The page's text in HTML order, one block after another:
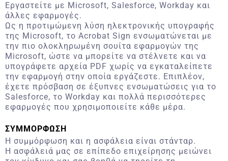
Εργαστείτε με Microsoft, Salesforce, Workday και
άλλες εφαρμογές.
Ως η προτιμώμενη λύση ηλεκτρονικής υπογραφής
της Microsoft, το Acrobat Sign ενσωματώνεται με
την πιο ολοκληρωμένη σουίτα εφαρμογών της
Microsoft, ώστε να μπορείτε να στέλνετε και να
υπογράφετε αρχεία PDF χωρίς να εγκαταλείπετε
την εφαρμογή στην οποία εργάζεστε. Επιπλέον,
έχετε πρόσβαση σε έξυπνες ενσωματώσεις για το
Salesforce, το Workday και πολλά περισσότερες
εφαρμογές που χρησιμοποιείτε κάθε μέρα.
ΣΥΜΜΟΡΦΩΣΗ
Η συμμόρφωση και η ασφάλεια είναι στάνταρ.
Η ασφάλειά μας σε επίπεδο επιχείρησης μειώνει